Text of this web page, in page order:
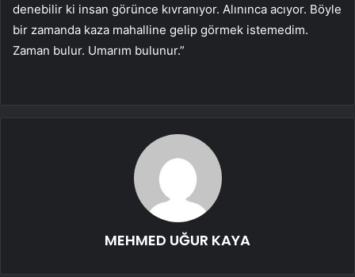
denebilir ki insan görünce kıvranıyor. Alınınca acıyor. Böyle
bir zamanda kaza mahalline gelip görmek istemedim.
Zaman bulur. Umarım bulunur.”
MEHMED UĞUR KAYA